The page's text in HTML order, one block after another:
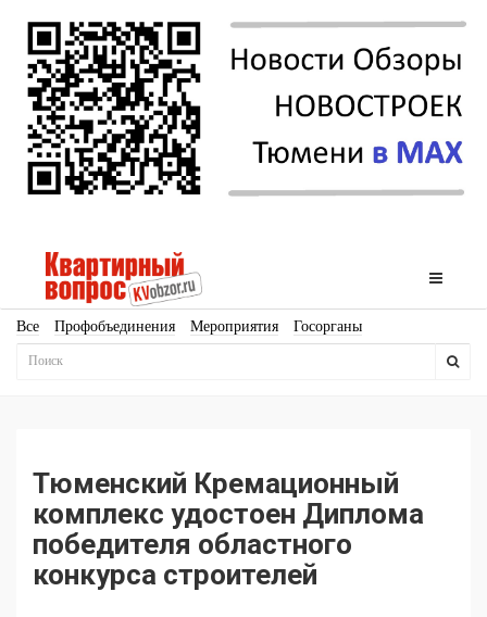
Все Профобъединения Мероприятия Госорганы
Новостройки
Ещё
Тюменский Кремационный
комплекс удостоен Диплома
победителя областного
конкурса строителей